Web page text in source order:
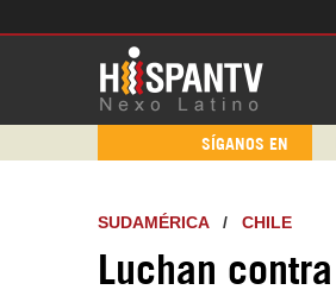
SÍGANOS EN
SUDAMÉRICA/ CHILE
Luchan